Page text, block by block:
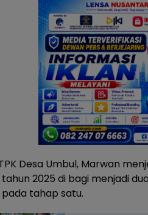
Desa Umbul, Marwan
2025 di bagi menjadi
tahap satu.